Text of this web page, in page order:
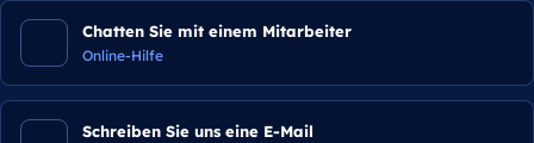
Chatten Sie mit einem Mitarbeiter
Online-Hilfe
Schreiben Sie uns eine E-Mail